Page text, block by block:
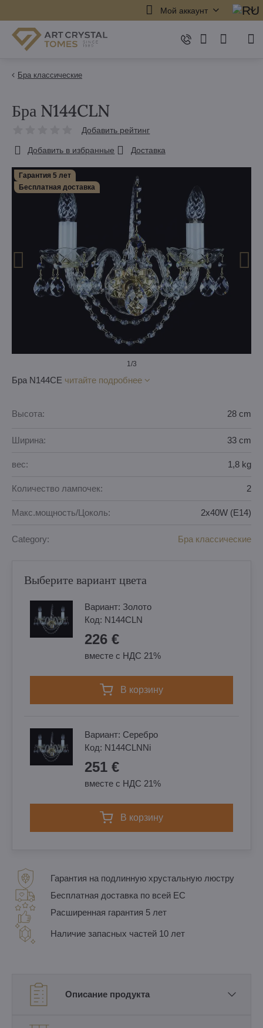
Мой аккаунт
Бра классические
Гарантия 5 лет
Бесплатная доставка
1 /3
Бра N144CLN
Добавить рейтинг
Добавить в избранные Доставка
Бра N144CE читайте подробнее
Высота: 28 cm
Ширина: 33 cm
вес: 1,8 kg
Количество лампочек: 2
Макс.мощность/Цоколь: 2x40W (E14)
Category: Бра классические
Выберите вариант цвета
Вариант: Золотo
Код: N144CLN
226 €
вместе с НДС 21%
в корзину
Вариант: Cеребро
Код: N144CLNNi
251 €
вместе с НДС 21%
в корзину
Гарантия на подлинную хрустальную люстру
Бесплатная доставка по всей ЕС
Расширенная гарантия 5 лет
Наличие запасных частей 10 лет
Описание продукта